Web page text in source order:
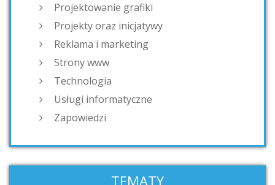
Projektowanie grafiki
Projekty oraz inicjatywy
Reklama i marketing
Strony www
Technologia
Usługi informatyczne
Zapowiedzi
TEMATY